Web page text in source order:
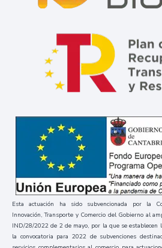
Esta actuación ha sido subvencionada por la
Innovación, Transporte y Comercio del Gobierno al
IND/28/2022 de 2 de mayo, por la que se establecen
la convocatoria para 2022 de subvenciones